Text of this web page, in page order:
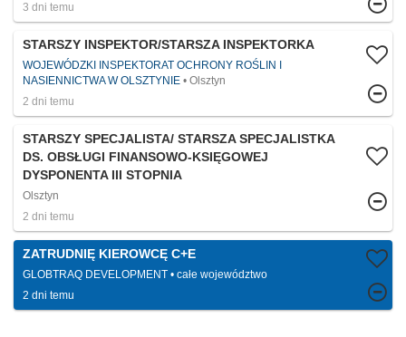
3 dni temu
STARSZY INSPEKTOR/STARSZA INSPEKTORKA
WOJEWÓDZKI INSPEKTORAT OCHRONY ROŚLIN I
NASIENNICTWA W OLSZTYNIE
Olsztyn
2 dni temu
STARSZY SPECJALISTA/ STARSZA SPECJALISTKA
DS. OBSŁUGI FINANSOWO-KSIĘGOWEJ
DYSPONENTA III STOPNIA
Olsztyn
2 dni temu
ZATRUDNIĘ KIEROWCĘ C+E
GLOBTRAQ DEVELOPMENT
całe województwo
2 dni temu